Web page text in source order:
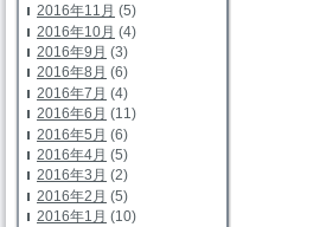
2016年11月 (5)
2016年10月 (4)
2016年9月 (3)
2016年8月 (6)
2016年7月 (4)
2016年6月 (11)
2016年5月 (6)
2016年4月 (5)
2016年3月 (2)
2016年2月 (5)
2016年1月 (10)